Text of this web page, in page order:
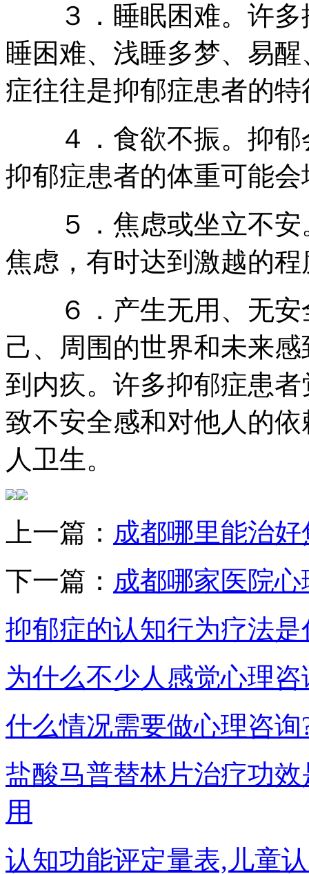
３．睡眠困难。许多
睡困难、浅睡多梦、易
症往往是抑郁症患者的
４．食欲不振。抑郁
抑郁症患者的体重可能
５．焦虑或坐立不安
焦虑，有时达到激越的程
６．产生无用、无安
己、周围的世界和未来
到内疚。许多抑郁症患
致不安全感和对他人的
人卫生。
上一篇： 成都哪里能治
下一篇： 成都哪家医院
抑郁症的认知行为疗法
为什么不少人感觉心理
什么情况需要做心理咨询
盐酸马普替林片治疗功
用
认知功能评定量表,儿童